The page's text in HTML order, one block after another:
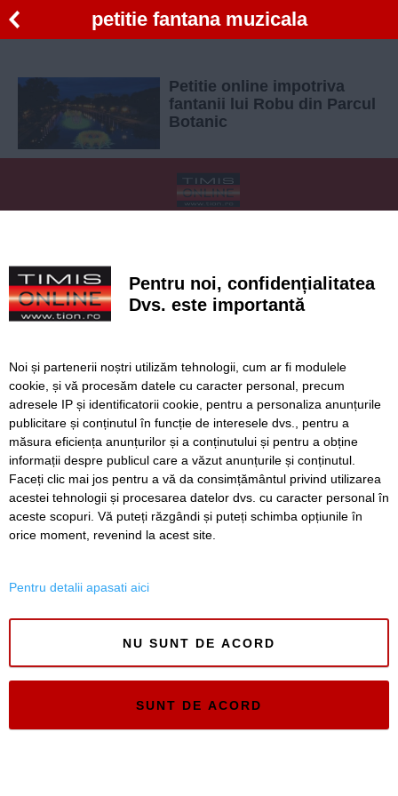
petitie fantana muzicala
Petitie online impotriva
fantanii lui Robu din Parcul
Botanic
Politica de confidentialitate
Regulament postare și moderare comentarii
Timiș Online
ISSN 3008-2323
ISSN-L 3008-2323
Pentru noi, confidențialitatea
Dvs. este importantă
Noi și partenerii noștri utilizăm tehnologii, cum ar fi modulele
cookie, și vă procesăm datele cu caracter personal, precum
adresele IP și identificatorii cookie, pentru a personaliza anunțurile
publicitare și conținutul în funcție de interesele dvs., pentru a
măsura eficiența anunțurilor și a conținutului și pentru a obține
informații despre publicul care a văzut anunțurile și conținutul.
Faceți clic mai jos pentru a vă da consimțământul privind utilizarea
acestei tehnologii și procesarea datelor dvs. cu caracter personal în
aceste scopuri. Vă puteți răzgândi și puteți schimba opțiunile în
orice moment, revenind la acest site.
Pentru detalii apasati aici
NU SUNT DE ACORD
SUNT DE ACORD